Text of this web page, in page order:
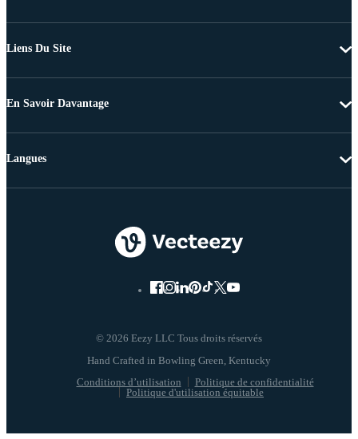
Liens Du Site
En Savoir Davantage
© 2026 Eezy LLC Tous droits réservés
Conditions d’utilisation
Politique de confidentialité
Politique d'utilisation équitable
Langues